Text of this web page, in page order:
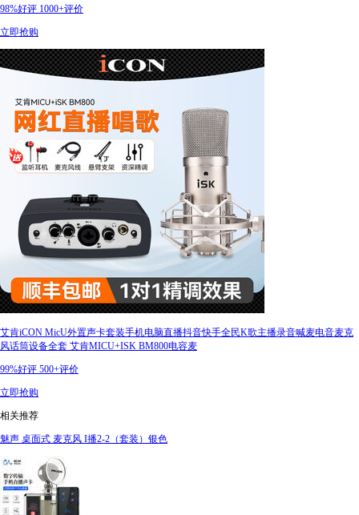
98%好评 1000+评价
立即抢购
艾肯iCON MicU外置声卡套装手机电脑直播抖音快手全民K歌主播录音喊麦电音麦克
风话筒设备全套 艾肯MICU+ISK BM800电容麦
99%好评 500+评价
立即抢购
相关推荐
魅声 桌面式 麦克风 I播2-2（套装）银色